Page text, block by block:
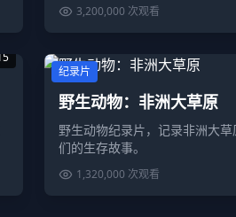
3,200,000 次观看
纪录片
野生动物：非洲大草原
野生动物纪录片，记录非洲大
们的生存故事。
1,320,000 次观看